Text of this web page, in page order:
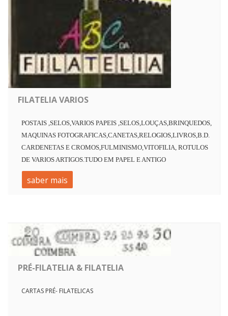
FILATELIA VARIOS
POSTAIS ,SELOS,VARIOS PAPEIS ,SELOS,LOUÇAS,BRINQUEDOS,
MAQUINAS FOTOGRAFICAS,CANETAS,RELOGIOS,LIVROS,B.D.
CARDENETAS E CROMOS,FULMINISMO,VITOFILIA, ROTULOS
DE VARIOS ARTIGOS.TUDO EM PAPEL E ANTIGO
saber mais
PRÉ-FILATELIA & FILATELIA
CARTAS PRÉ- FILATELICAS